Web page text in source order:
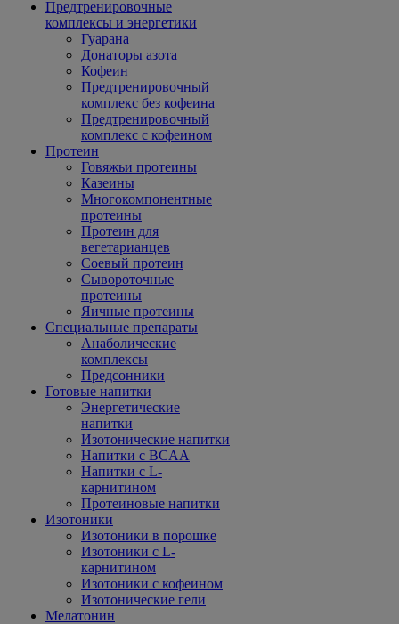
Предтренировочные
комплексы и энергетики
Гуарана
Донаторы азота
Кофеин
Предтренировочный
комплекс без кофеина
Предтренировочный
комплекс с кофеином
Протеин
Говяжьи протеины
Казеины
Многокомпонентные
протеины
Протеин для
вегетарианцев
Соевый протеин
Сывороточные
протеины
Яичные протеины
Специальные препараты
Анаболические
комплексы
Предсонники
Готовые напитки
Энергетические
напитки
Изотонические напитки
Напитки с BCAA
Напитки с L-
карнитином
Протеиновые напитки
Изотоники
Изотоники в порошке
Изотоники с L-
карнитином
Изотоники с кофеином
Изотонические гели
Мелатонин